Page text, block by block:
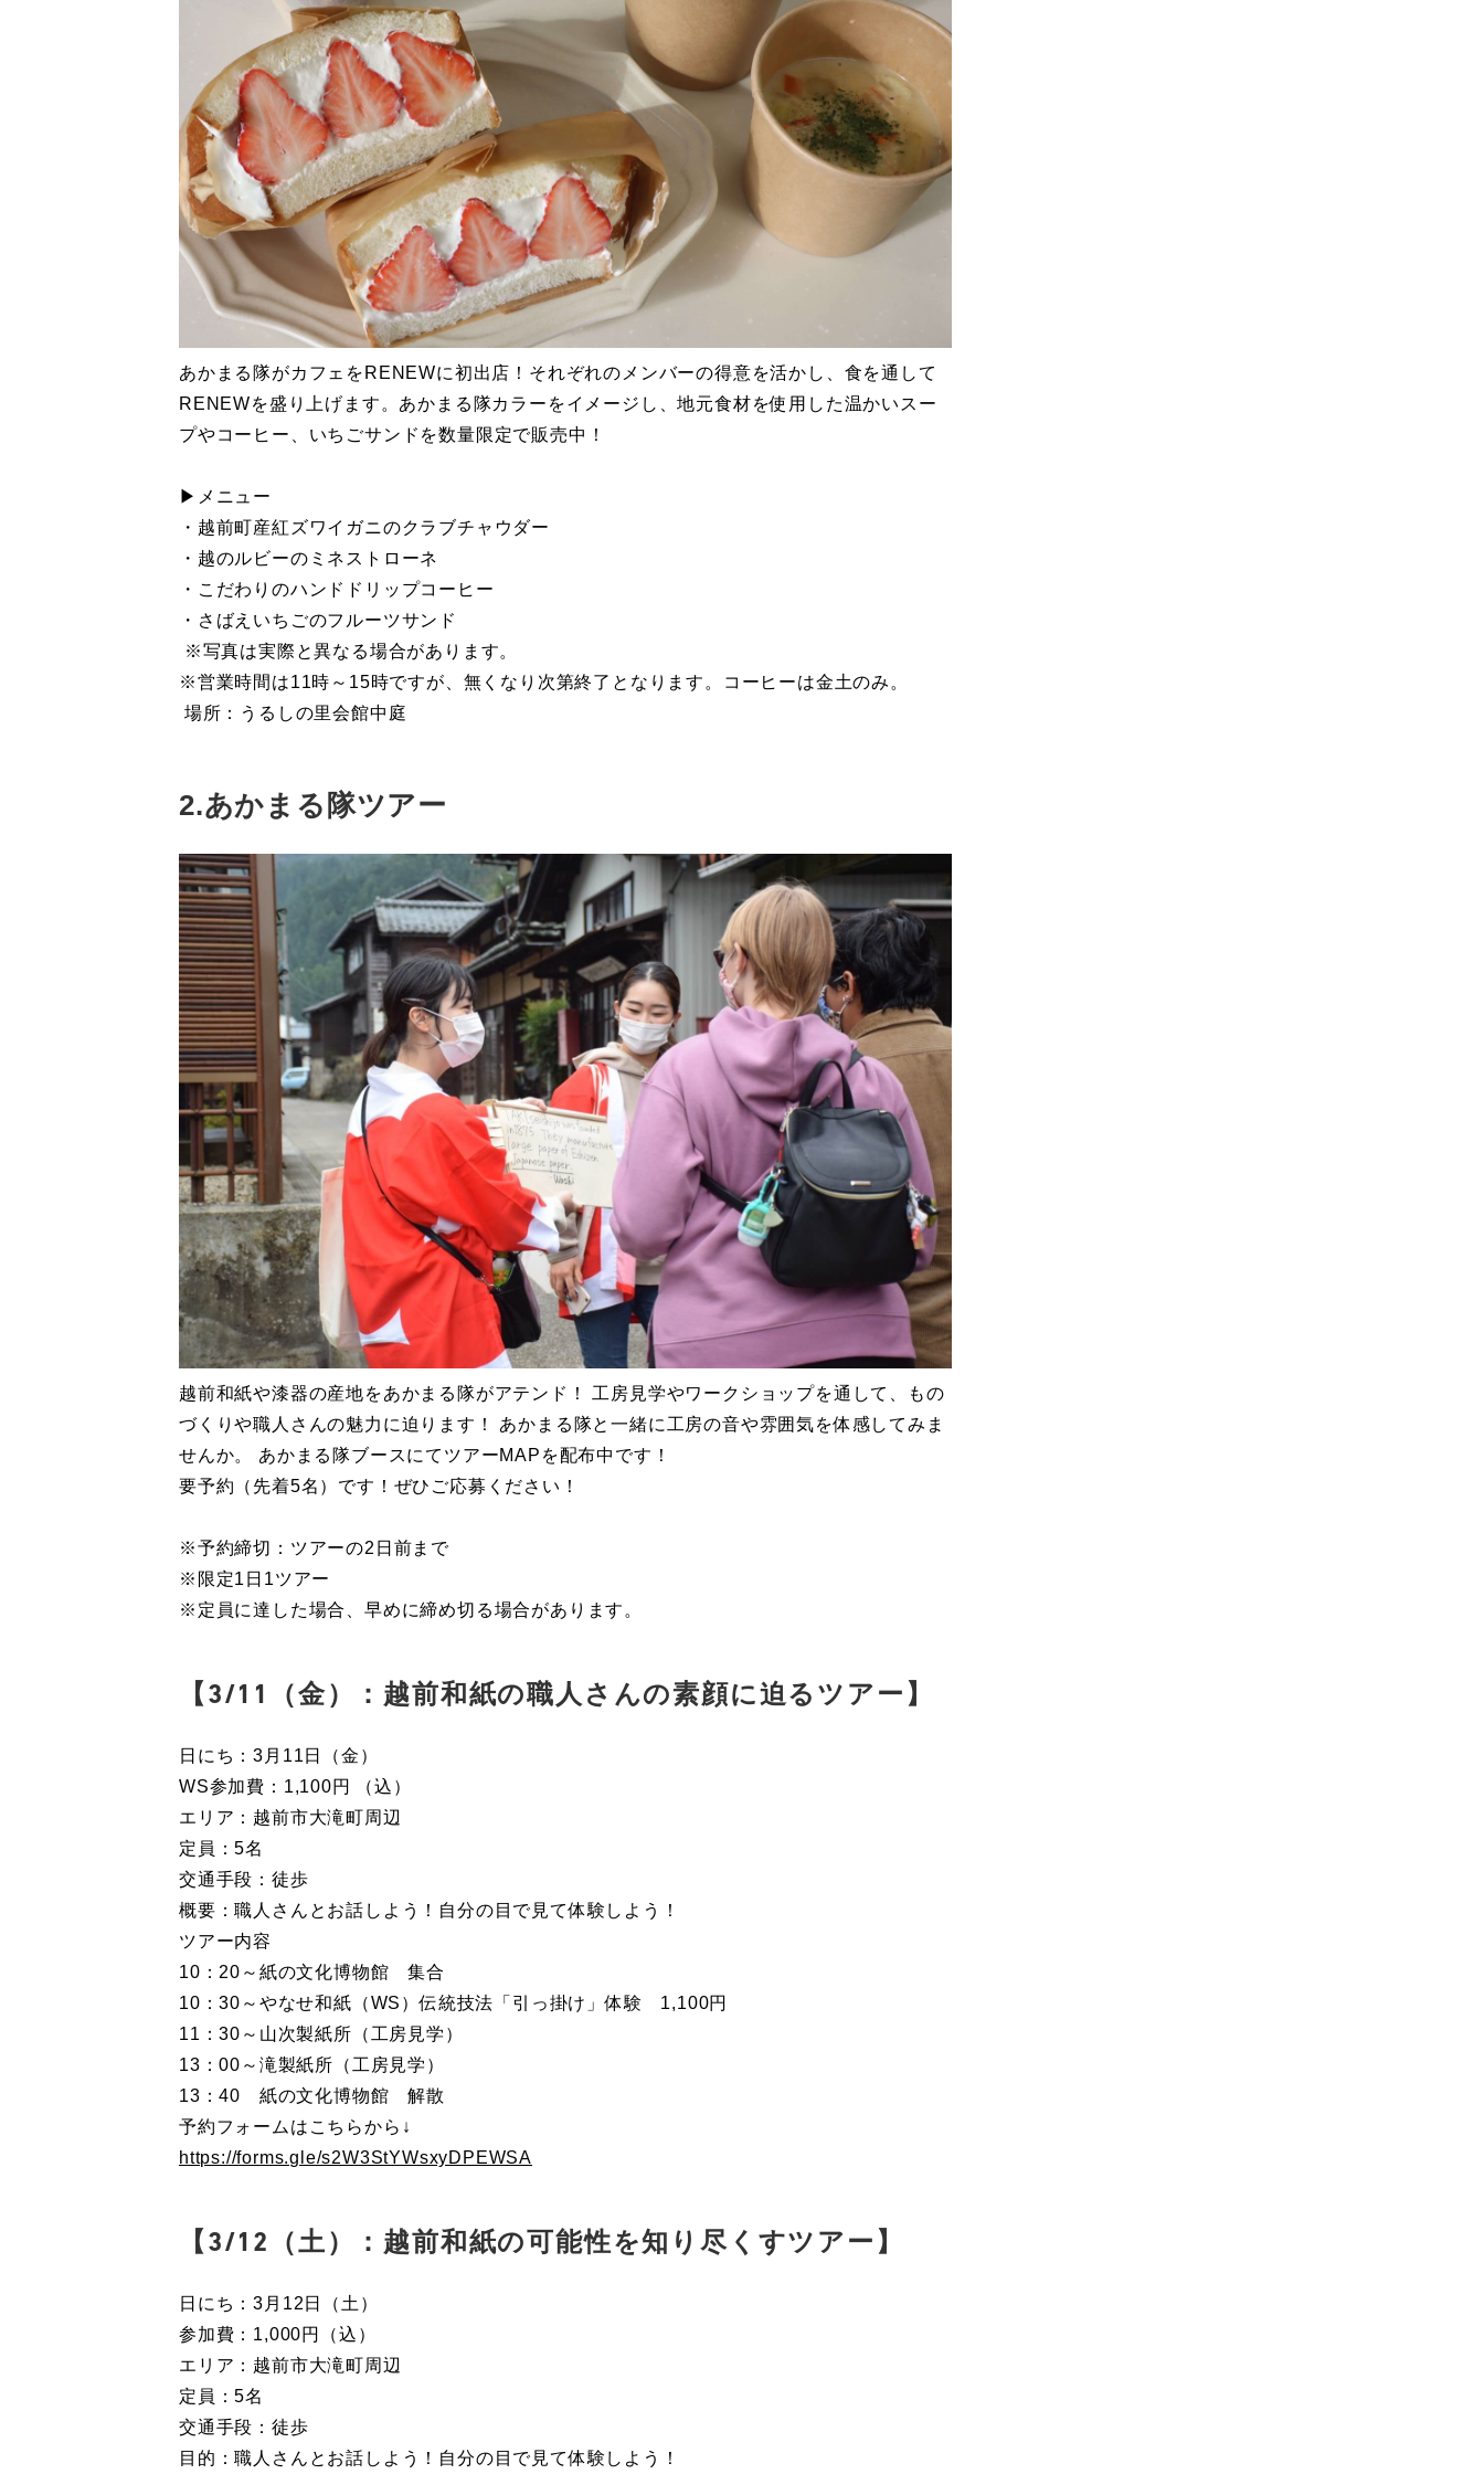
あかまる隊がカフェをRENEWに初出店！それぞれのメンバーの得意を活かし、食を通して
RENEWを盛り上げます。あかまる隊カラーをイメージし、地元食材を使用した温かいスー
プやコーヒー、いちごサンドを数量限定で販売中！
▶メニュー
・越前町産紅ズワイガニのクラブチャウダー
・越のルビーのミネストローネ
・こだわりのハンドドリップコーヒー
・さばえいちごのフルーツサンド
※写真は実際と異なる場合があります。
※営業時間は11時～15時ですが、無くなり次第終了となります。コーヒーは金土のみ。
場所：うるしの里会館中庭
2.あかまる隊ツアー
越前和紙や漆器の産地をあかまる隊がアテンド！ 工房見学やワークショップを通して、もの
づくりや職人さんの魅力に迫ります！ あかまる隊と一緒に工房の音や雰囲気を体感してみま
せんか。 あかまる隊ブースにてツアーMAPを配布中です！
要予約（先着5名）です！ぜひご応募ください！
※予約締切：ツアーの2日前まで
※限定1日1ツアー
※定員に達した場合、早めに締め切る場合があります。
【3/11（金）：越前和紙の職人さんの素顔に迫るツアー】
日にち：3月11日（金）
WS参加費：1,100円 （込）
エリア：越前市大滝町周辺
定員：5名
交通手段：徒歩
概要：職人さんとお話しよう！自分の目で見て体験しよう！
ツアー内容
10：20～紙の文化博物館 集合
10：30～やなせ和紙（WS）伝統技法「引っ掛け」体験 1,100円
11：30～山次製紙所（工房見学）
13：00～滝製紙所（工房見学）
13：40 紙の文化博物館 解散
予約フォームはこちらから↓
https://forms.gle/s2W3StYWsxyDPEWSA
【3/12（土）：越前和紙の可能性を知り尽くすツアー】
日にち：3月12日（土）
参加費：1,000円（込）
エリア：越前市大滝町周辺
定員：5名
交通手段：徒歩
目的：職人さんとお話しよう！自分の目で見て体験しよう！